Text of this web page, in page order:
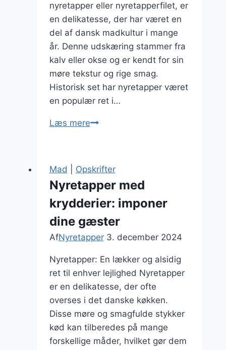
nyretapper eller nyretapperfilet, er
en delikatesse, der har været en
del af dansk madkultur i mange
år. Denne udskæring stammer fra
kalv eller okse og er kendt for sin
møre tekstur og rige smag.
Historisk set har nyretapper været
en populær ret i…
Læs mereNyretapper
til
unik
ret
Mad Opskrifter
Nyretapper med
krydderier: imponer
dine gæster
AfNyretapper 3. december 2024
Nyretapper: En lækker og alsidig
ret til enhver lejlighed Nyretapper
er en delikatesse, der ofte
overses i det danske køkken.
Disse møre og smagfulde stykker
kød kan tilberedes på mange
forskellige måder, hvilket gør dem